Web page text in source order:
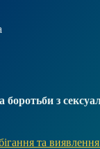
боротьби з
та виявлення